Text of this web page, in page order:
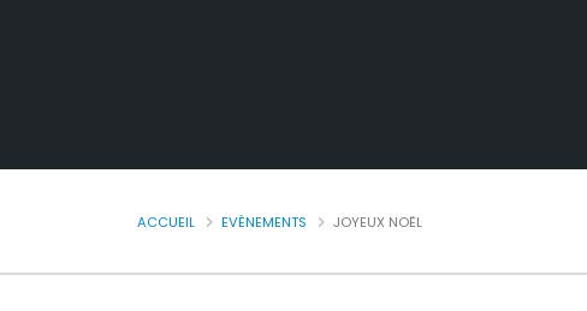
ACCUEIL EVÈNEMENTS JOYEUX NOËL